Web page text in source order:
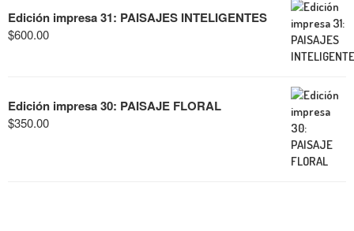
Edición impresa 31: PAISAJES INTELIGENTES
$600.00
Edición impresa 30: PAISAJE FLORAL
$350.00